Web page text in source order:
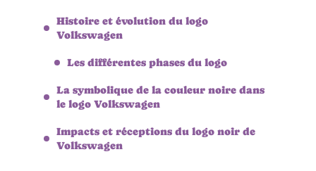
Histoire et évolution du logo
Volkswagen
Les différentes phases du logo
La symbolique de la couleur noire dans
le logo Volkswagen
Impacts et réceptions du logo noir de
Volkswagen